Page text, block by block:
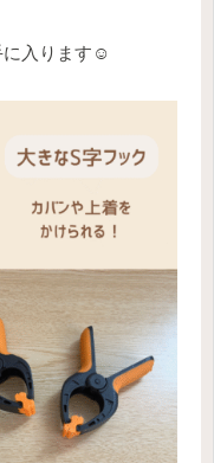
に入ります☺️